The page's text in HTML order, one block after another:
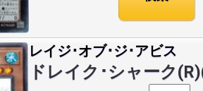
レイジ･オブ･ジ･アビス
ドレイク･シャーク